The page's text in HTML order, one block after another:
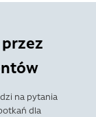
na pytania
dla